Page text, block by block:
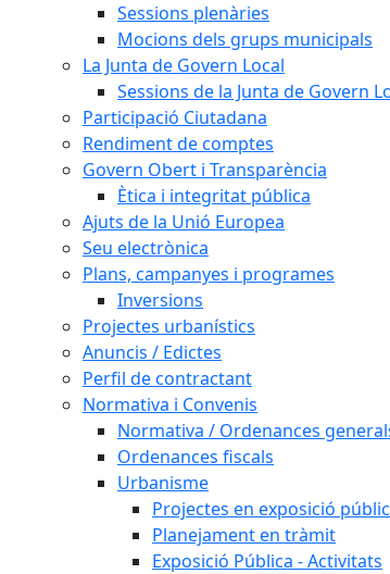
Sessions plenàries
Mocions dels grups municipals
La Junta de Govern Local
Sessions de la Junta de Govern
Participació Ciutadana
Rendiment de comptes
Govern Obert i Transparència
Ètica i integritat pública
Ajuts de la Unió Europea
Seu electrònica
Plans, campanyes i programes
Inversions
Projectes urbanístics
Anuncis / Edictes
Perfil de contractant
Normativa i Convenis
Normativa / Ordenances
Ordenances fiscals
Urbanisme
Projectes en exposició
Planejament en tràmit
Exposició Pública - Activitats